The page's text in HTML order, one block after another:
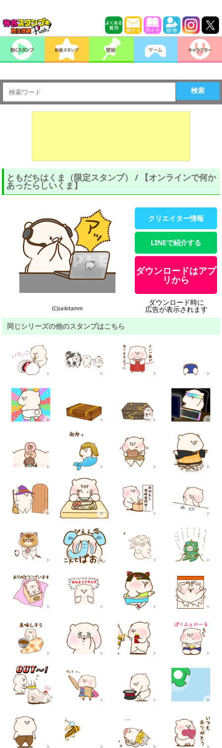
検索
ともだちはくま（限定スタンプ） / 【オンラインで何か
あったらしいくま】
(C)saikitamm
クリエイター情報
LINEで紹介する
ダウンロードはアプ
リから
ダウンロード時に
広告が表示されます
同じシリーズの他のスタンプはこちら